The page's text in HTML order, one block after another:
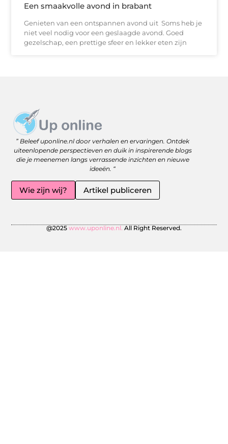
Een smaakvolle avond in brabant
Genieten van een ontspannen avond uit Soms heb je
niet veel nodig voor een geslaagde avond. Goed
gezelschap, een prettige sfeer en lekker eten zijn
” Beleef uponline.nl door verhalen en ervaringen. Ontdek
uiteenlopende perspectieven en duik in inspirerende blogs
die je meenemen langs verrassende inzichten en nieuwe
ideeën. “
Wie zijn wij? Artikel publiceren
@2025 www.uponline.nl. All Right Reserved.